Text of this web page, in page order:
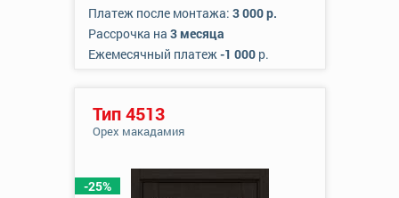
Платеж после монтажа: 3 000 р.
Рассрочка на 3 месяца
Ежемесячный платеж-1 000р.
-25%
Тип 4513
Орех макадамия